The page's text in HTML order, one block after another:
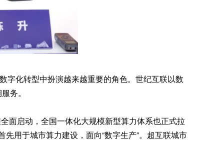
字化转型中扮演越来越重要的角色。世纪互联以数
务。
面启动，全国一体化大规模新型算力体系也正式拉
先用于城市算力建设，面向“数字生产”。超互联城市